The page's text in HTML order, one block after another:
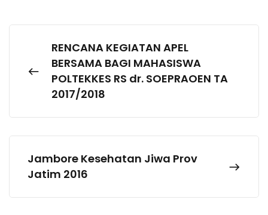
RENCANA KEGIATAN APEL
BERSAMA BAGI MAHASISWA
POLTEKKES RS dr. SOEPRAOEN TA
2017/2018
Jambore Kesehatan Jiwa Prov
Jatim 2016